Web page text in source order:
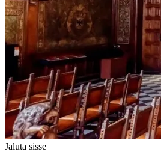
Jaluta sisse